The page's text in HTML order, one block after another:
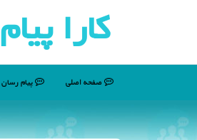
كارا پیام
صفحه اصلی پیام رسان